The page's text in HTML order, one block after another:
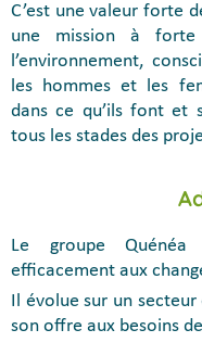
C’est une valeur forte
une mission à
l’environnement,
les hommes et les
dans ce qu’ils font et
tous les stades des
Le groupe Quénéa
efficacement aux
Il évolue sur un
son offre aux besoins